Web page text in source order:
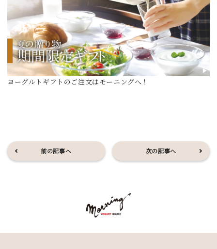
ヨーグルトギフトのご注文はモーニングへ！
前の記事へ 次の記事へ